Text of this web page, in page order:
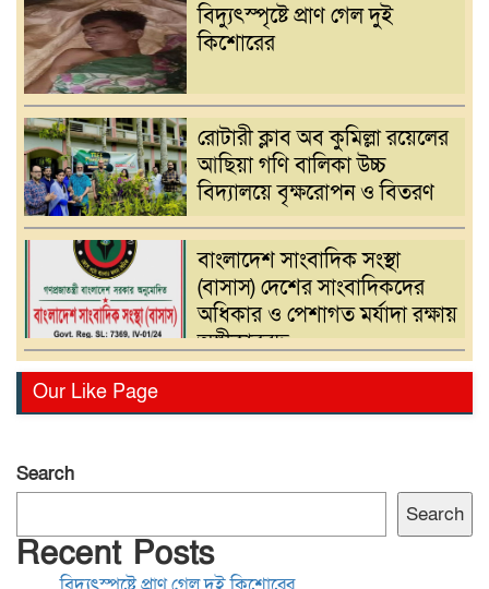
বিদ্যুৎস্পৃষ্টে প্রাণ গেল দুই
কিশোরের
রোটারী ক্লাব অব কুমিল্লা রয়েলের
আছিয়া গণি বালিকা উচ্চ
বিদ্যালয়ে বৃক্ষরোপন ও বিতরণ
বাংলাদেশ সাংবাদিক সংস্থা
(বাসাস) দেশের সাংবাদিকদের
অধিকার ও পেশাগত মর্যাদা রক্ষায়
অঙ্গীকারবদ্ধ
হয়রানি রোধে আইন সংস্কারের
ময়মনসিংহে কিশোরীকে ধর্ষণ ও
ভিডিও ধারণ করে
ব্ল্যাকমেইল,গ্রেপ্তার-১
Our Like Page
Search
Search
Recent Posts